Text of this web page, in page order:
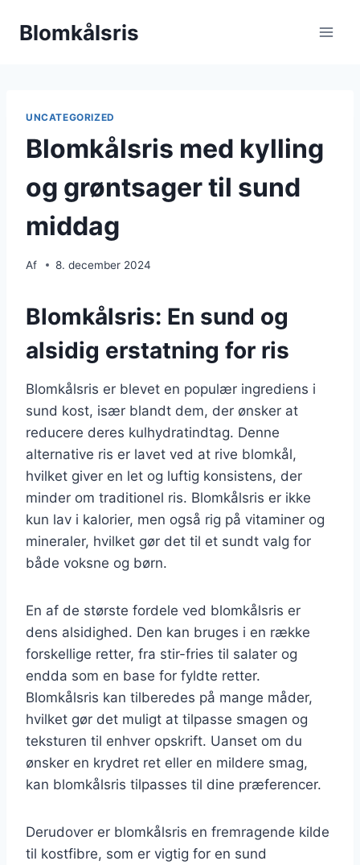
Blomkålsris
UNCATEGORIZED
Blomkålsris med kylling
og grøntsager til sund
middag
Af 8. december 2024
Blomkålsris: En sund og
alsidig erstatning for ris
Blomkålsris er blevet en populær ingrediens i
sund kost, især blandt dem, der ønsker at
reducere deres kulhydratindtag. Denne
alternative ris er lavet ved at rive blomkål,
hvilket giver en let og luftig konsistens, der
minder om traditionel ris. Blomkålsris er ikke
kun lav i kalorier, men også rig på vitaminer og
mineraler, hvilket gør det til et sundt valg for
både voksne og børn.
En af de største fordele ved blomkålsris er
dens alsidighed. Den kan bruges i en række
forskellige retter, fra stir-fries til salater og
endda som en base for fyldte retter.
Blomkålsris kan tilberedes på mange måder,
hvilket gør det muligt at tilpasse smagen og
teksturen til enhver opskrift. Uanset om du
ønsker en krydret ret eller en mildere smag,
kan blomkålsris tilpasses til dine præferencer.
Derudover er blomkålsris en fremragende kilde
til kostfibre, som er vigtig for en sund